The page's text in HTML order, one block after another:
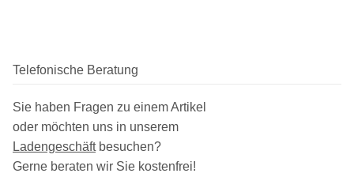
Telefonische Beratung
Sie haben Fragen zu einem Artikel
oder möchten uns in unserem
Ladengeschäftbesuchen?
Gerne beraten wir Sie kostenfrei!